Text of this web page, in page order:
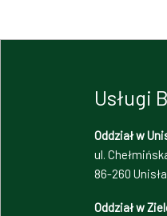
Usługi
Oddział w
ul.
86-260
Oddział w